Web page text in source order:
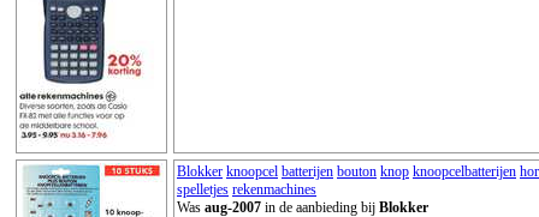
Blokker knoopcel batterijen bouton knop knoopcelbatterijen
spelletjes rekenmachines
Was aug-2007 in de aanbieding bij Blokker